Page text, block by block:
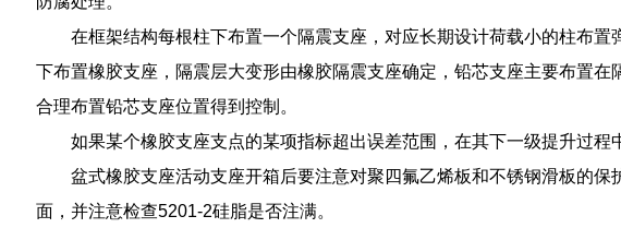
在框架结构每根柱下布置一个隔震支座，对应长期设计荷载小的柱布
下布置橡胶支座，隔震层大变形由橡胶隔震支座确定，铅芯支座主要布置
合理布置铅芯支座位置得到控制。
如果某个橡胶支座支点的某项指标超出误差范围，在其下一级提升过程
盆式橡胶支座活动支座开箱后要注意对聚四氟乙烯板和不锈钢滑板的
面，并注意检查5201-2硅脂是否注满。